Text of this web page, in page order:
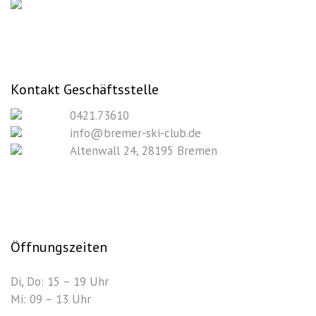
Kontakt Geschäftsstelle
0421.73610
info@bremer-ski-club.de
Altenwall 24, 28195 Bremen
Öffnungszeiten
Di, Do: 15 – 19 Uhr
Mi: 09 – 13 Uhr